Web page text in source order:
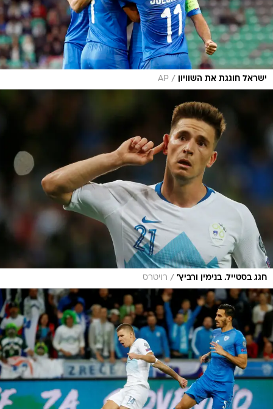
ישראל חוגגת את השוויון /
AP
חגג בסטייל. בנימין ורביץ' / רויטרס